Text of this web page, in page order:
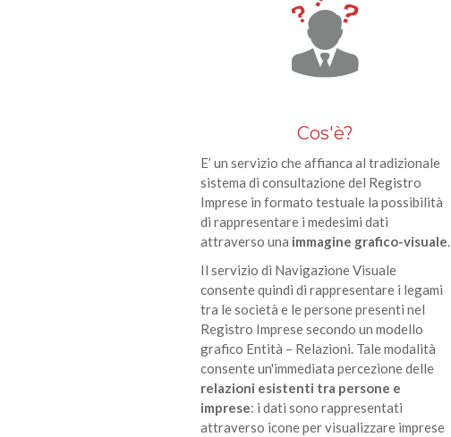
Cos'è?
E’ un servizio che affianca al tradizionale
sistema di consultazione del Registro
Imprese in formato testuale la possibilità
di rappresentare i medesimi dati
attraverso una immagine grafico-visuale.
Il servizio di Navigazione Visuale
consente quindi di rappresentare i legami
tra le società e le persone presenti nel
Registro Imprese secondo un modello
grafico Entità – Relazioni. Tale modalità
consente un'immediata percezione delle
relazioni esistenti tra persone e
imprese: i dati sono rappresentati
attraverso icone per visualizzare imprese